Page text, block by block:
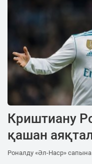
Криштиану
қашан
Роналду «Әл-Наср»